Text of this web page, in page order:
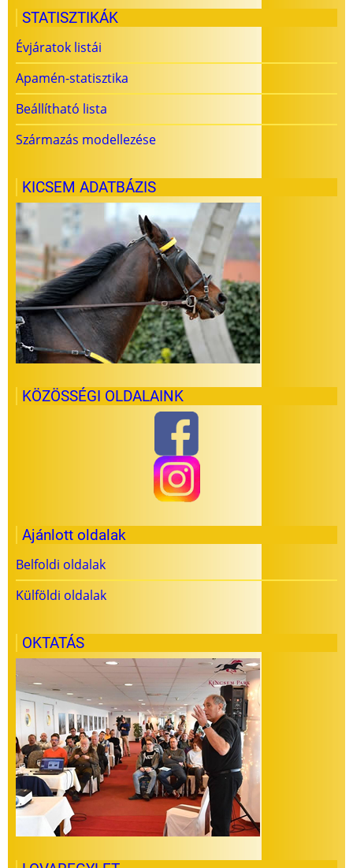
STATISZTIKÁK
Évjáratok listái
Apamén-statisztika
Beállítható lista
Származás modellezése
KICSEM ADATBÁZIS
KÖZÖSSÉGI OLDALAINK
Ajánlott oldalak
Belfoldi oldalak
Külföldi oldalak
OKTATÁS